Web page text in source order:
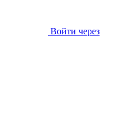
Войти через